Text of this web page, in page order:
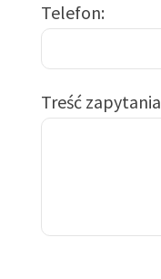
Telefon
Treść zapytania